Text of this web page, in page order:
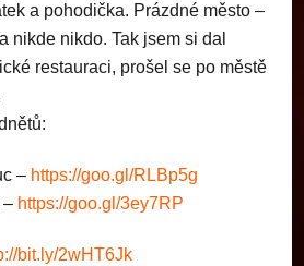
a pohodička. Prázdné město –
nikde nikdo. Tak jsem si dal
restauraci, prošel se po městě
– https://goo.gl/RLBp5g
– https://goo.gl/3ey7RP
bit.ly/2wHT6Jk